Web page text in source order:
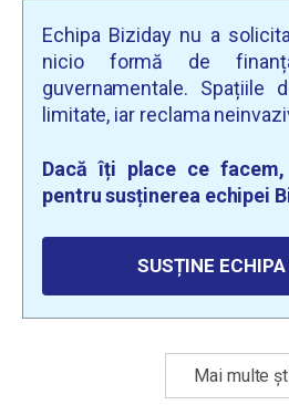
Echipa Biziday nu a
nicio formă de
guvernamentale. Spațiile
limitate, iar reclama
Dacă îți place ce
pentru susținerea echipei
SUSȚINE
Mai multe